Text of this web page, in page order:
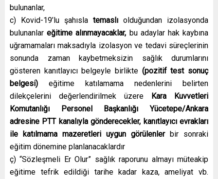
bulunanlar,
c) Kovid-19’lu şahısla temaslı olduğundan izolasyonda
bulunanlareğitime alınmayacaklar, bu adaylar hak kaybına
uğramamaları maksadıyla izolasyon ve tedavi süreçlerinin
sonunda zaman kaybetmeksizin sağlık durumlarını
gösteren kanıtlayıcı belgeyle birlikte (pozitif test sonuç
belgesi) eğitime katılamama nedenlerini belirten
dilekçelerini değerlendirilmek üzere Kara Kuvvetleri
Komutanlığı Personel Başkanlığı Yücetepe/Ankara
adresine PTT kanalıyla gönderecekler, kanıtlayıcı evrakları
ile katılmama mazeretleri uygun görülenler bir sonraki
eğitim dönemine planlanacaklardır
ç) “Sözleşmeli Er Olur” sağlık raporunu almayı müteakip
eğitime tefrik edildiği tarihe kadar kaza, ameliyat vb.